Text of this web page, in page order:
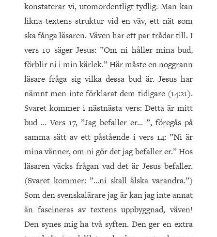
konstaterar vi, utomordentligt tydlig. Man kan
likna textens struktur vid en väv, ett nät som
ska fånga läsaren. Väven har ett par trådar till. I
vers 10 säger Jesus: ”Om ni håller mina bud,
förblir ni i min kärlek.” Här måste en noggrann
läsare fråga sig vilka dessa bud är. Jesus har
nämnt men inte förklarat dem tidigare (14:21).
Svaret kommer i nästnästa vers: Detta är mitt
bud … Vers 17, ”Jag befaller er… ”, föregås på
samma sätt av ett påstående i vers 14: ”Ni är
mina vänner, om ni gör det jag befaller er.” Hos
läsaren väcks frågan vad det är Jesus befaller.
(Svaret kommer: ”…ni skall älska varandra.”)
Som den svenskalärare jag är kan jag inte annat
än fascineras av textens uppbyggnad, väven!
Den synes mig ha två syften. Den ger en extra